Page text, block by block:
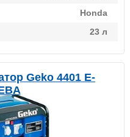
Honda
23 л
Geko 4401 E-